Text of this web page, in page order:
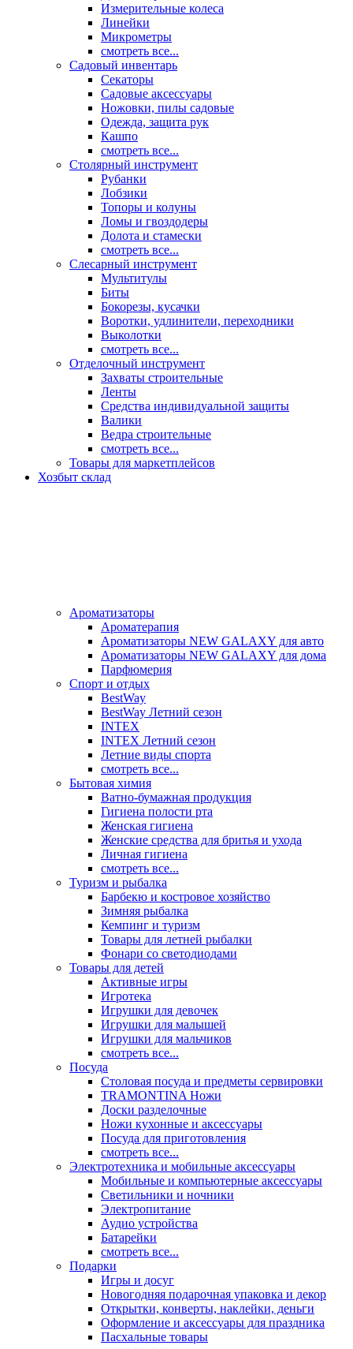
Измерительные колеса
Линейки
Микрометры
смотреть все...
Садовый инвентарь
Секаторы
Садовые аксессуары
Ножовки, пилы садовые
Одежда, защита рук
Кашпо
смотреть все...
Столярный инструмент
Рубанки
Лобзики
Топоры и колуны
Ломы и гвоздодеры
Долота и стамески
смотреть все...
Слесарный инструмент
Мультитулы
Биты
Бокорезы, кусачки
Воротки, удлинители, переходники
Выколотки
смотреть все...
Отделочный инструмент
Захваты строительные
Ленты
Средства индивидуальной защиты
Валики
Ведра строительные
смотреть все...
Товары для маркетплейсов
Хозбыт склад
Ароматизаторы
Ароматерапия
Ароматизаторы NEW GALAXY для авто
Ароматизаторы NEW GALAXY для дома
Парфюмерия
Спорт и отдых
BestWay
BestWay Летний сезон
INTEX
INTEX Летний сезон
Летние виды спорта
смотреть все...
Бытовая химия
Ватно-бумажная продукция
Гигиена полости рта
Женская гигиена
Женские средства для бритья и ухода
Личная гигиена
смотреть все...
Туризм и рыбалка
Барбекю и костровое хозяйство
Зимняя рыбалка
Кемпинг и туризм
Товары для летней рыбалки
Фонари со светодиодами
Товары для детей
Активные игры
Игротека
Игрушки для девочек
Игрушки для малышей
Игрушки для мальчиков
смотреть все...
Посуда
Столовая посуда и предметы сервировки
TRAMONTINA Ножи
Доски разделочные
Ножи кухонные и аксессуары
Посуда для приготовления
смотреть все...
Электротехника и мобильные аксессуары
Мобильные и компьютерные аксессуары
Светильники и ночники
Электропитание
Аудио устройства
Батарейки
смотреть все...
Подарки
Игры и досуг
Новогодняя подарочная упаковка и декор
Открытки, конверты, наклейки, деньги
Оформление и аксессуары для праздника
Пасхальные товары